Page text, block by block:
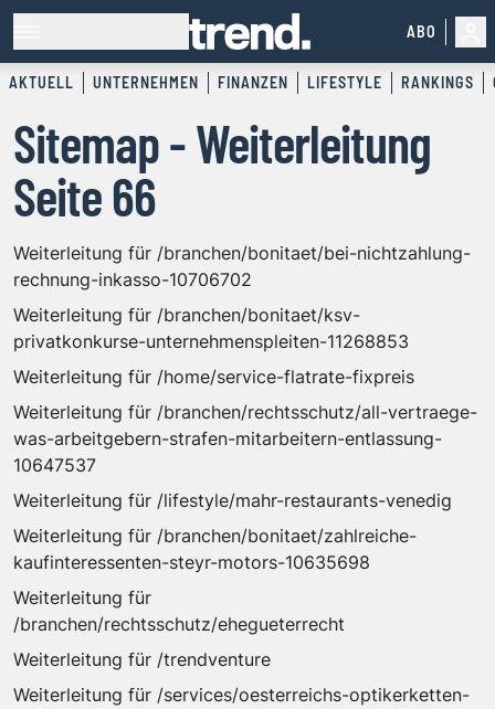
ABO
AKTUELL UNTERNEHMEN FINANZEN LIFESTYLE RANKINGS
Sitemap - Weiterleitung
Seite 66
Weiterleitung für /branchen/bonitaet/bei-nichtzahlung-
rechnung-inkasso-10706702
Weiterleitung für /branchen/bonitaet/ksv-
privatkonkurse-unternehmenspleiten-11268853
Weiterleitung für /home/service-flatrate-fixpreis
Weiterleitung für /branchen/rechtsschutz/all-vertraege-
was-arbeitgebern-strafen-mitarbeitern-entlassung-
10647537
Weiterleitung für /lifestyle/mahr-restaurants-venedig
Weiterleitung für /branchen/bonitaet/zahlreiche-
kaufinteressenten-steyr-motors-10635698
Weiterleitung für
/branchen/rechtsschutz/ehegueterrecht
Weiterleitung für /trendventure
Weiterleitung für /services/oesterreichs-optikerketten-